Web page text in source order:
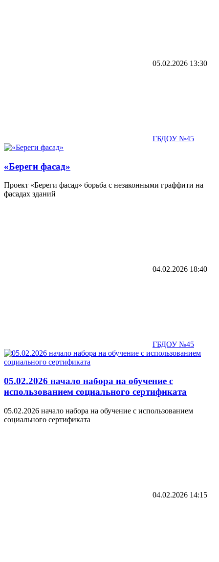
05.02.2026 13:30
ГБДОУ №45
«Береги фасад»
Проект «Береги фасад» борьба с незаконными граффити на
фасадах зданий
04.02.2026 18:40
ГБДОУ №45
05.02.2026 начало набора на обучение с
использованием социального сертификата
05.02.2026 начало набора на обучение с использованием
социального сертификата
04.02.2026 14:15